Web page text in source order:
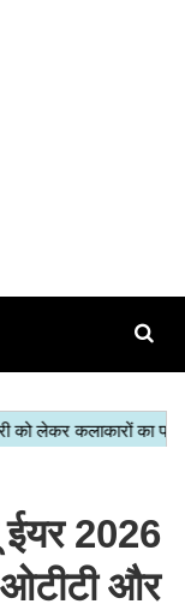
ईयर 2026
और